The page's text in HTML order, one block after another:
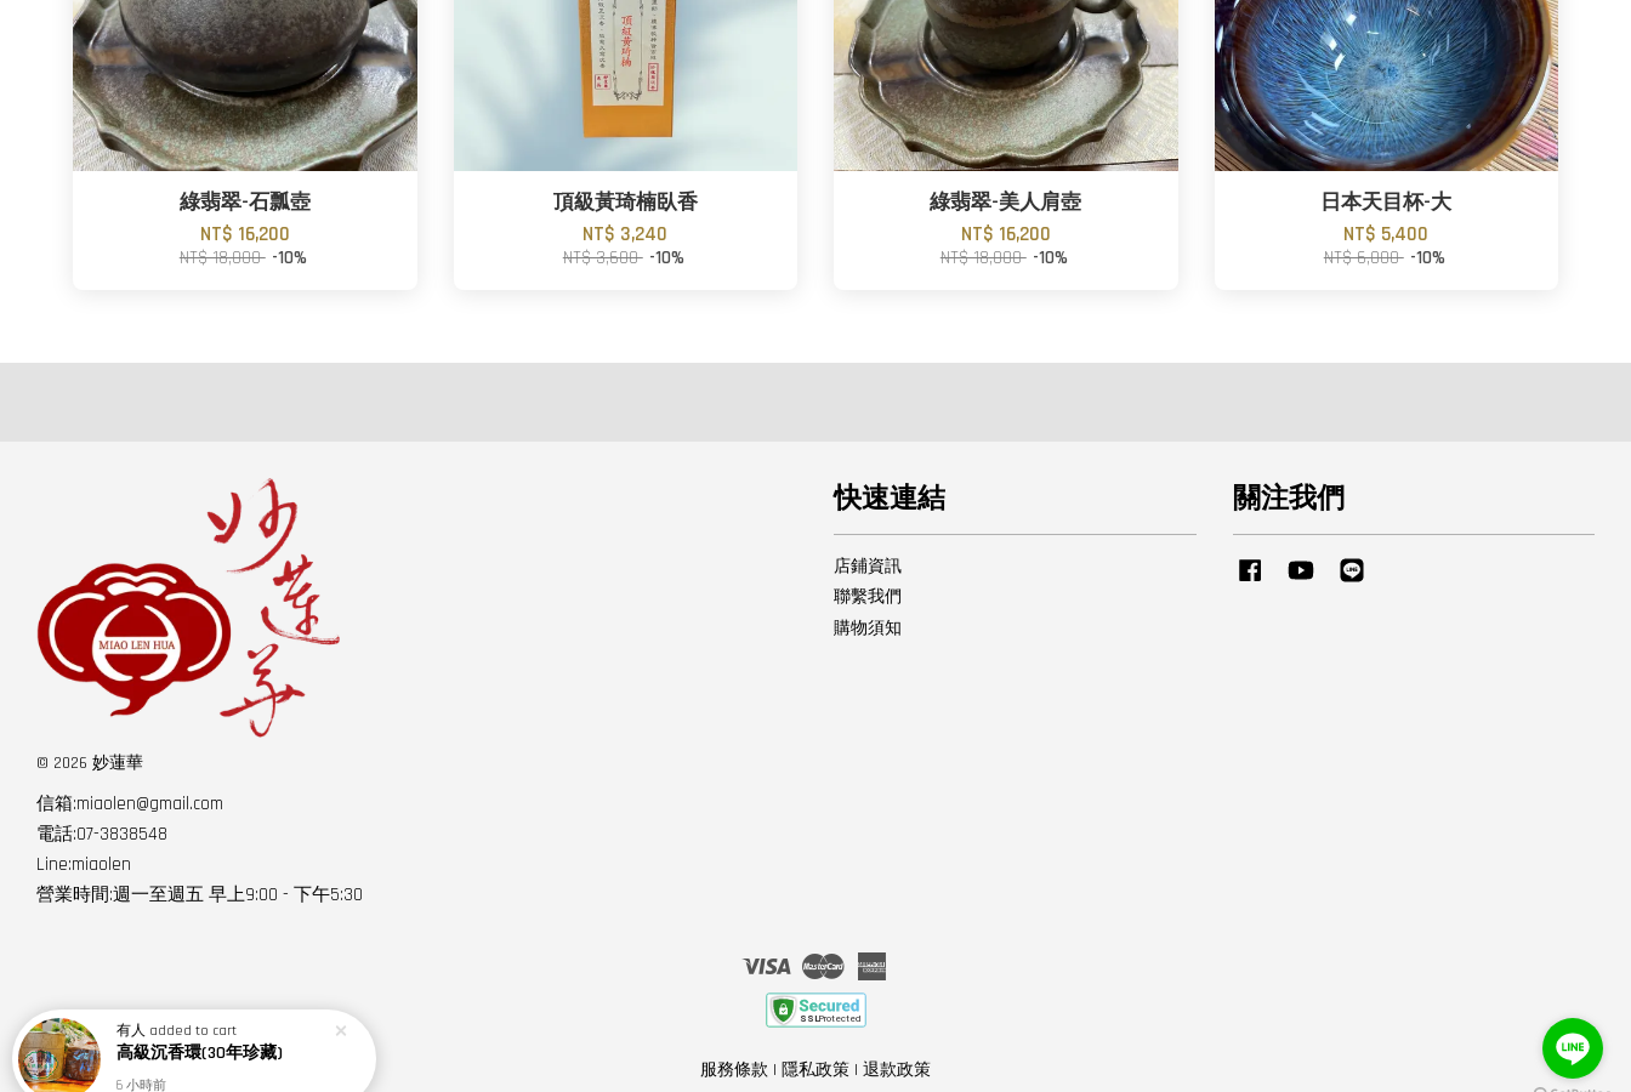
綠翡翠-石瓢壺
NT$ 16,200
NT$ 18,000 -10%
頂級黃琦楠臥香
NT$ 3,240
NT$ 3,600 -10%
綠翡翠-美人肩壺
NT$ 16,200
NT$ 18,000 -10%
日本天目杯-大
NT$ 5,400
NT$ 6,000 -10%
© 2026 妙蓮華
快速連結
店鋪資訊
聯繫我們
購物須知
關注我們
Facebook YouTube
信箱:miaolen@gmail.com
電話:07-3838548
Line:miaolen
營業時間:週一至週五 早上9:00 - 下午5:30
Visa Master
服務條款 | 隱私政策 | 退款政策
有人 added to cart
高級沉香環(30年珍藏)
6 小時前